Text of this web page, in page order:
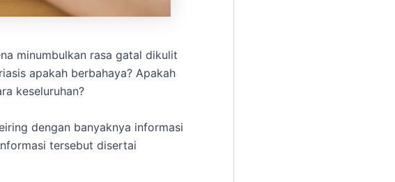
minumbulkan rasa gatal dikulit
apakah berbahaya? Apakah
keseluruhan?
dengan banyaknya informasi
tersebut disertai